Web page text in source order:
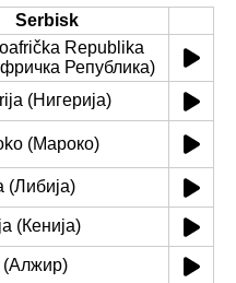
Serbisk
Republika
Република)
(Нигерија)
(Мароко)
(Либија)
(Кенија)
(Алжир)